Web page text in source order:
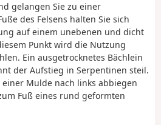
gelangen Sie zu einer
des Felsens halten Sie sich
auf einem unebenen und dicht
Punkt wird die Nutzung
Ein ausgetrocknetes Bächlein
der Aufstieg in Serpentinen steil.
Mulde nach links abbiegen
Fuß eines rund geformten